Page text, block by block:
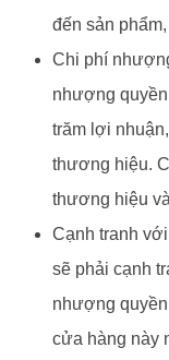
đến sản
Chi phí
nhượng
trăm lợi
thương hiệu.
thương hiệu
Cạnh tranh
sẽ phải cạnh
nhượng
cửa hàng này